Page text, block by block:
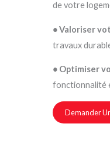
de votre
•Valoriser
travaux
• Optimiser
fonctionnalité
Demander